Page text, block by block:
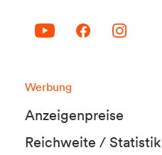
Werbung
Anzeigenpreise
Reichweite / Statistik